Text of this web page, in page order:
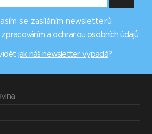
se zasíláním newsletterů
zpracováním a ochranou osobních údajů
jak náš newsletter vypadá?